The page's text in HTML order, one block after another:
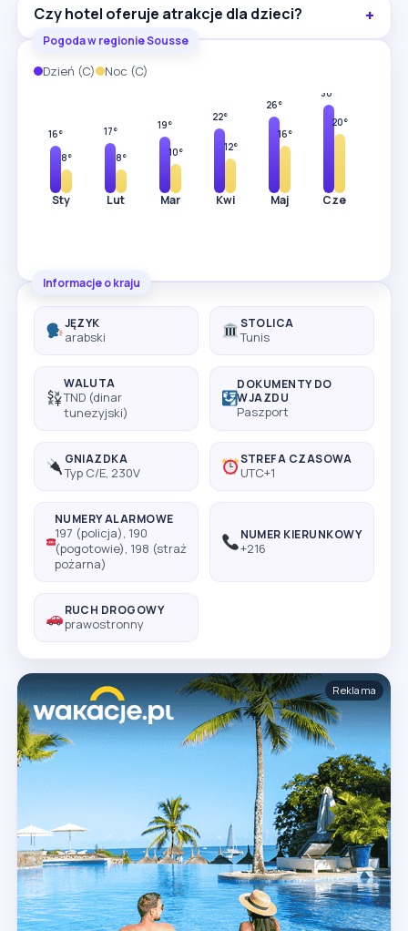
Czy hotel oferuje atrakcje dla dzieci?
Pogoda w regionie Sousse
Dzień (C) Noc (C)
16°
8°
Sty
17°
8°
Lut
19°
10°
Mar
22°
12°
Kwi
26°
16°
Maj
30°
20°
Cze
Informacje o kraju
JĘZYK
arabski
STOLICA
Tunis
WALUTA
TND (dinar
tunezyjski)
DOKUMENTY DO
WJAZDU
Paszport
GNIAZDKA
Typ C/E, 230V
STREFA CZASOWA
UTC+1
NUMERY ALARMOWE
197 (policja), 190
(pogotowie), 198 (straż
pożarna)
NUMER KIERUNKOWY
+216
RUCH DROGOWY
prawostronny
Reklama